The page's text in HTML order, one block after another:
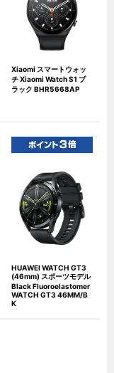
Xiaomi スマートウォッ
チ Xiaomi Watch S1 ブ
ラック BHR5668AP
HUAWEI WATCH GT3
(46mm) スポーツモデル
Black Fluoroelastomer
WATCH GT3 46MM/B
K